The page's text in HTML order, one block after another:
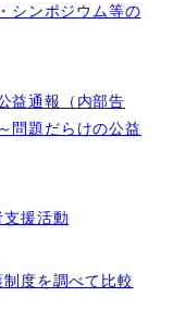
シンポジウム等の
益通報（内部告
問題だらけの公益
援活動
度を調べて比較